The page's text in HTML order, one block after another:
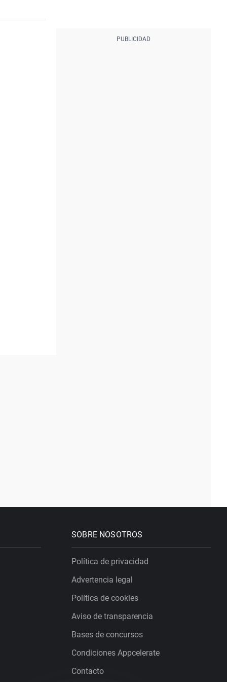
SOBRE NOSOTROS
Política de privacidad
Advertencia legal
Política de cookies
Aviso de transparencia
Bases de concursos
Condiciones Appcelerate
Contacto